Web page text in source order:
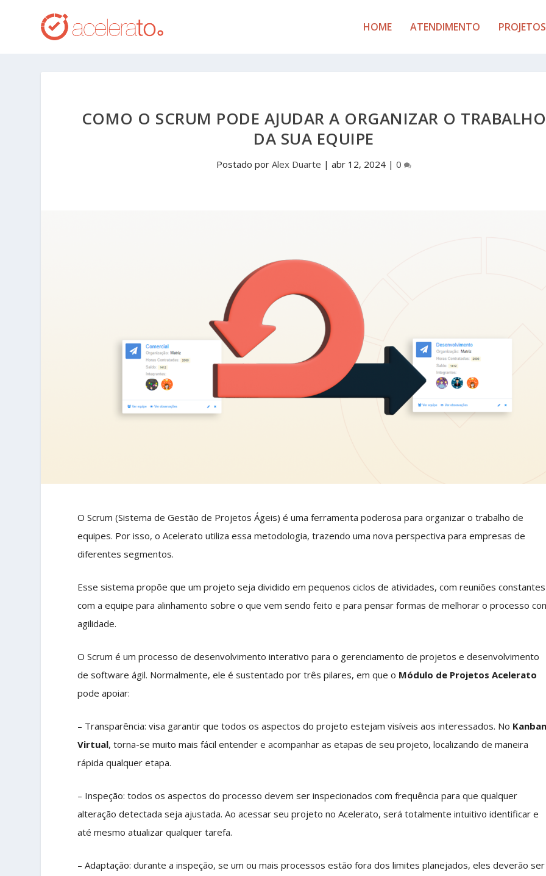
HOME ATENDIMENTO PROJETOS
COMO O SCRUM PODE AJUDAR A ORGANIZAR O TRABALHO
DA SUA EQUIPE
Postado por Alex Duarte | abr 12, 2024| 0
O Scrum (Sistema de Gestão de Projetos Ágeis) é uma ferramenta poderosa para organizar o trabalho de
equipes. Por isso, o Acelerato utiliza essa metodologia, trazendo uma nova perspectiva para empresas de
diferentes segmentos.
Esse sistema propõe que um projeto seja dividido em pequenos ciclos de atividades, com reuniões constantes
com a equipe para alinhamento sobre o que vem sendo feito e para pensar formas de melhorar o processo
agilidade.
O Scrum é um processo de desenvolvimento interativo para o gerenciamento de projetos e desenvolvimento
de software ágil. Normalmente, ele é sustentado por três pilares, em que o Módulo de Projetos Acelerato
pode apoiar:
– Transparência: visa garantir que todos os aspectos do projeto estejam visíveis aos interessados. No
Virtual, torna-se muito mais fácil entender e acompanhar as etapas de seu projeto, localizando de maneira
rápida qualquer etapa.
– Inspeção: todos os aspectos do processo devem ser inspecionados com frequência para que qualquer
alteração detectada seja ajustada. Ao acessar seu projeto no Acelerato, será totalmente intuitivo identificar e
até mesmo atualizar qualquer tarefa.
– Adaptação: durante a inspeção, se um ou mais processos estão fora dos limites planejados, eles deverão ser